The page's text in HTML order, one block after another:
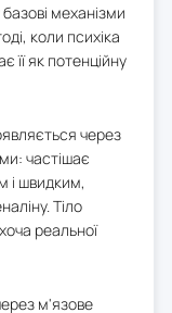
механізми
коли психіка
її як потенційну
через
частішає
і швидким,
Тіло
реальної
м'язове